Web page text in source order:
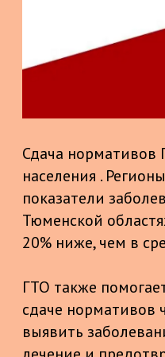
Сдача нормативов
населения .
показатели
Тюменской
20% ниже, чем в
ГТО также
сдаче нормативов
выявить